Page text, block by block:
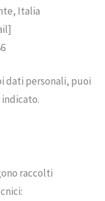
Italia
dati personali, puoi
raccolti